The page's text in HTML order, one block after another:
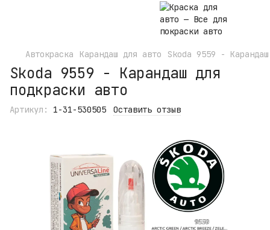
Автокраска Карандаш для авто Skoda 9559 -
Skoda 9559 - Карандаш для
подкраски авто
Артикул: 1-31-530505 Оставить отзыв